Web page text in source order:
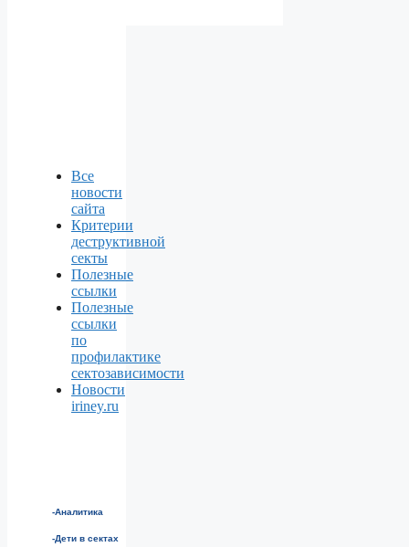
Все
новости
сайта
Критерии
деструктивной
секты
Полезные
ссылки
Полезные
ссылки
по
профилактике
сектозависимости
Новости
iriney.ru
-Аналитика
-Дети в сектах